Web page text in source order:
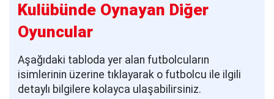
Kulübünde Oynayan Diğer
Oyuncular
Aşağıdaki tabloda yer alan futbolcuların
isimlerinin üzerine tıklayarak o futbolcu ile ilgili
detaylı bilgilere kolayca ulaşabilirsiniz.